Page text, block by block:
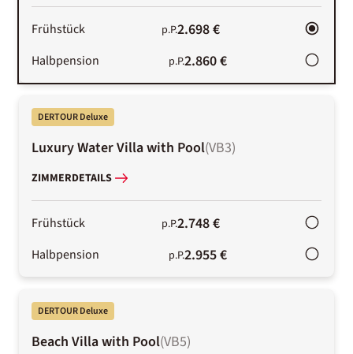
Frühstück p.P.2.698 €
Halbpension p.P.2.860 €
DERTOUR Deluxe
Luxury Water Villa with Pool(VB3)
ZIMMERDETAILS
Frühstück p.P.2.748 €
Halbpension p.P.2.955 €
DERTOUR Deluxe
Beach Villa with Pool(VB5)